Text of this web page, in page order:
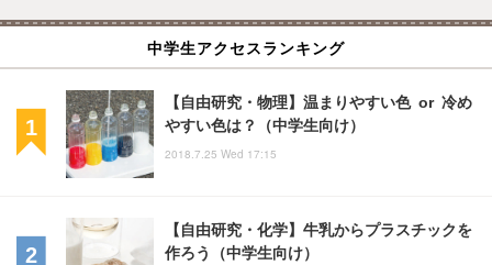
中学生アクセスランキング
【自由研究・物理】温まりやすい色 or 冷め
やすい色は？（中学生向け）
2018.7.25 Wed 17:15
【自由研究・化学】牛乳からプラスチックを
作ろう（中学生向け）